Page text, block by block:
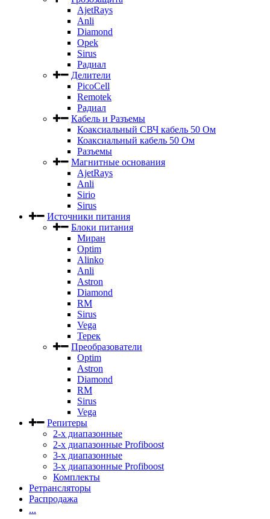
AjetRays
Anli
Diamond
Opek
Sirus
Радиал
Делители
PicoCell
Remotek
Радиал
Кабель и Разъемы
Коаксиальный СВЧ кабель 50 Ом
Коаксиальный кабель 50 Ом
Разъемы
Магнитные основания
AjetRays
Anli
Sirio
Sirus
Источники питания
Блоки питания
Миран
Optim
Alinko
Anli
Astron
Diamond
RM
Sirus
Vega
Терек
Преобразователи
Optim
Astron
Diamond
RM
Sirus
Vega
Репитеры
2-х диапазонные
2-х диапазонные Profiboost
3-х диапазонные
3-х диапазонные Profiboost
Комплекты
Ретрансляторы
Распродажа
...